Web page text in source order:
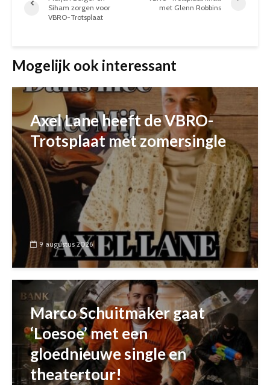
Siham zorgen voor
VBRO-Trotsplaat
met Glenn Robbins
Mogelijk ook interessant
Axel Lane heeft de VBRO-
Trotsplaat met zomersingle
9 augustus 2026
Marco Schuitmaker gaat
‘Loesoe’ met een
gloednieuwe single en
theatertour!